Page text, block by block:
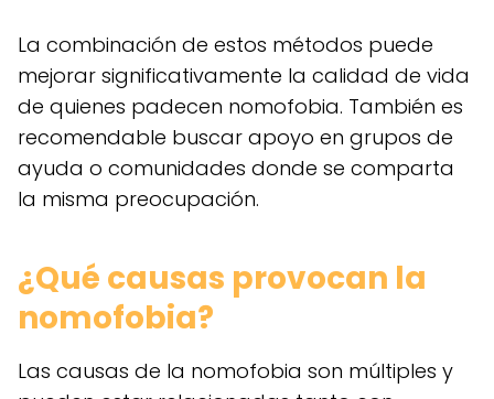
La combinación de estos métodos puede
mejorar significativamente la calidad de vida
de quienes padecen nomofobia. También es
recomendable buscar apoyo en grupos de
ayuda o comunidades donde se comparta
la misma preocupación.
¿Qué causas provocan la
nomofobia?
Las causas de la nomofobia son múltiples y